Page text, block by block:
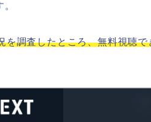
を調査したところ、無料視聴